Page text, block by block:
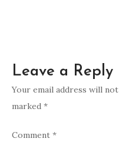
Leave a Reply
Your email address will
marked *
Comment *